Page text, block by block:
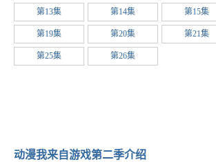
第13集 第14集 第15集
第19集 第20集 第21集
第25集 第26集
动漫我来自游戏第二季介绍